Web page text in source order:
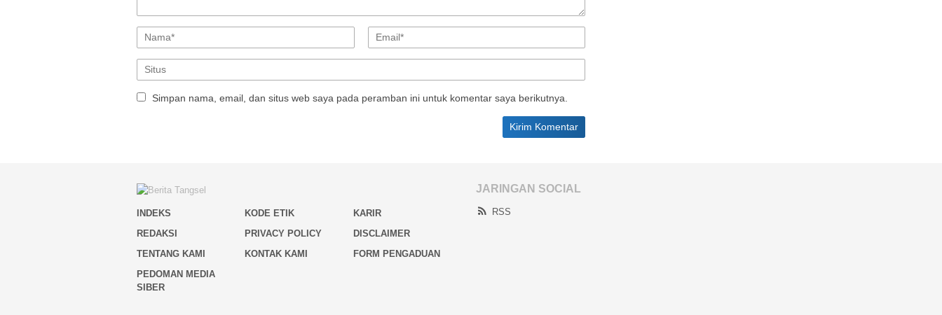
Simpan nama, email, dan situs web saya pada peramban ini untuk komentar saya berikutnya.
INDEKS KODE ETIK
KARIR
REDAKSI
PRIVACY POLICY
DISCLAIMER
TENTANG KAMI
KONTAK KAMI
FORM PENGADUAN
PEDOMAN MEDIA
SIBER
JARINGAN SOCIAL
RSS